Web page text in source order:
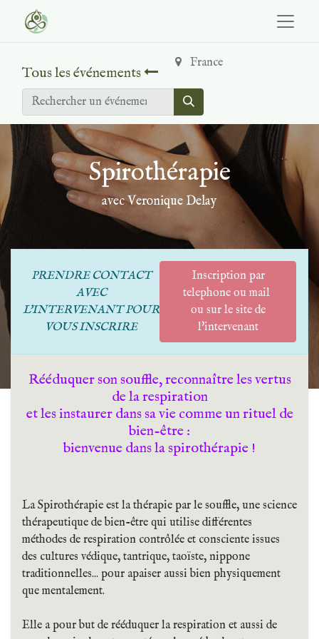
Tous les événements
France
Spirothérapie
avec Veronique Delay
PRENDRE CONTACT
AVEC
L'INTERVENANT POUR
VOUS INSCRIRE
Inscription par
telephone ou mail
ou sur le site de
l'intervenant
Rééduquer son souffle, reconnaître les vertus
de la respiration
et les instaurer dans sa vie comme un rituel de
bien-être :
bienvenue dans la spirothérapie !
La Spirothérapie est la thérapie par le souffle, une science
thérapeutique de bien-être qui utilise différentes
méthodes de respiration contrôlée et consciente issues
des cultures védique, tantrique, taoïste, nippone
traditionnelles... pour apaiser aussi bien physiquement
que mentalement.
Elle a pour but de rééduquer la respiration et aussi de